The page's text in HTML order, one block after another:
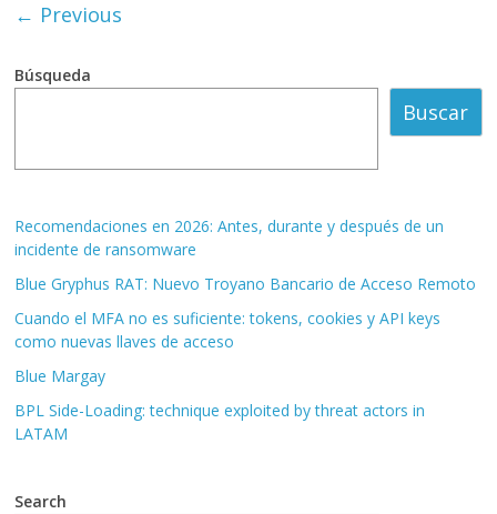
← Previous
Búsqueda
Buscar
Recomendaciones en 2026: Antes, durante y después de un
incidente de ransomware
Blue Gryphus RAT: Nuevo Troyano Bancario de Acceso Remoto
Cuando el MFA no es suficiente: tokens, cookies y API keys
como nuevas llaves de acceso
Blue Margay
BPL Side-Loading: technique exploited by threat actors in
LATAM
Search